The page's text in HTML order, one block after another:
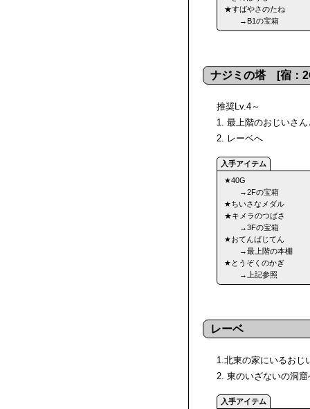
★すばやさのたね
→B1の宝箱
ナジミの塔 [宿：
推奨Lv.4～
1. 最上階のおじいさ
2. レーベへ
★40G
→2Fの宝箱
★ちいさなメダル
★キメラのつばさ
→3Fの宝箱
★おてんばじてん
→最上階の本棚
★とうぞくのかぎ
→上記参照
レーベ
1.北東の家にいるおじ
2. 東のいざないの洞窟